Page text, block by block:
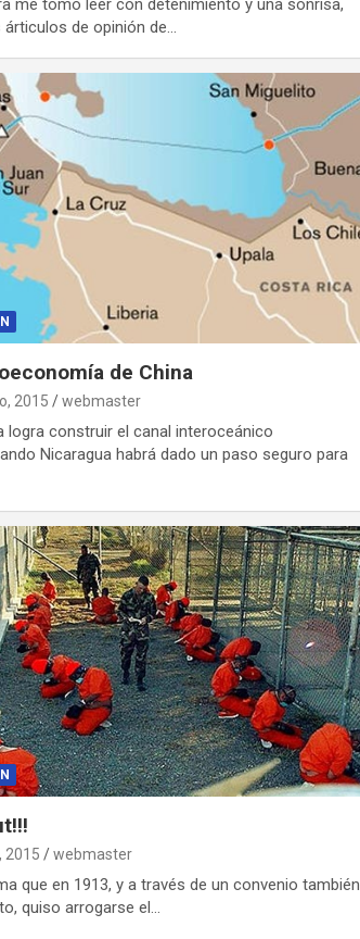
me tomó leer con detenimiento y una sonrisa,
de opinión de…
de China
2015 webmaster
logra construir el canal interoceánico
Nicaragua habrá dado un paso seguro para
2015 webmaster
que en 1913, y a través de un convenio también
quiso arrogarse el…